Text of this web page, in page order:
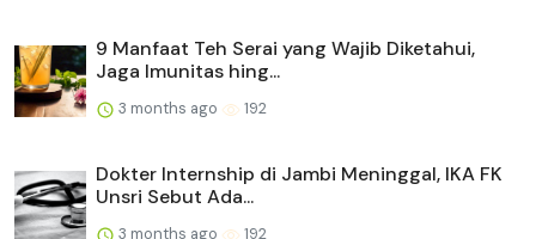
9 Manfaat Teh Serai yang Wajib Diketahui,
Jaga Imunitas hing...
3 months ago 192
Dokter Internship di Jambi Meninggal, IKA FK
Unsri Sebut Ada...
3 months ago 192